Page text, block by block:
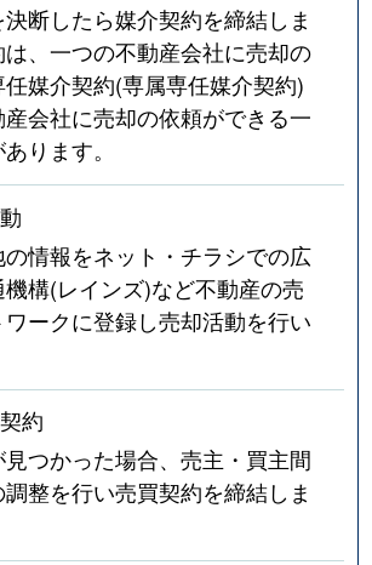
断したら媒介契約を締結しま
、一つの不動産会社に売却の
媒介契約(専属専任媒介契約)
会社に売却の依頼ができる一
ります。
情報をネット・チラシでの広
構(レインズ)など不動産の売
ークに登録し売却活動を行い
約
つかった場合、売主・買主間
整を行い売買契約を締結しま